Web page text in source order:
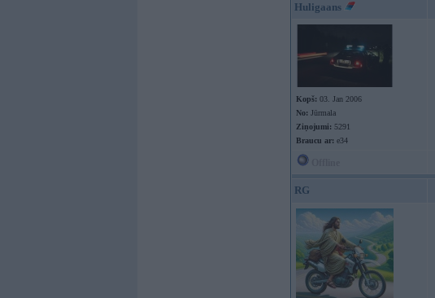
Huligaans
Kopš: 03. Jan 2006
No: Jūrmala
Ziņojumi: 5291
Braucu ar: e34
RG